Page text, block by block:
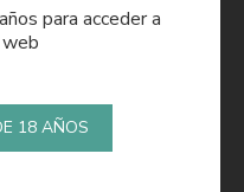
para acceder a
18 AÑOS